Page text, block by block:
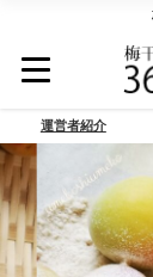
運営者紹介